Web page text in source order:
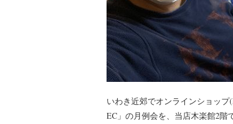
いわき近郊でオンラインショッ
EC」の月例会を、当店木楽館2階